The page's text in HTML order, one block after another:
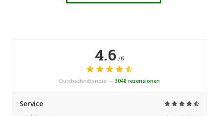
4.6 /5
Durchschnittsnote — 3048 rezensionen
Service